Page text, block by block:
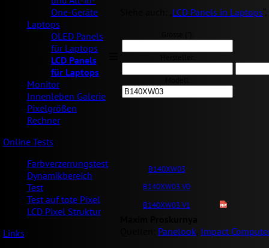
One-Geräte
Laptops
OLED Panels
für Laptops
LCD Panels
für Laptops
Monitor
Innenleben Galerie
Pixelgrößen
Rechner
Online Tests
Farbverzerrungstest
Dynamikbereich
Test
Test auf tote Pixel
LCD Pixel Struktur
Links
LCD Panels in Laptops
B140XW03
B140XW03 V0
B140XW03 V1
Panelook Impact